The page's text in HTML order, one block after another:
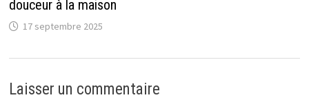
douceur à la maison
17 septembre 2025
Laisser un commentaire